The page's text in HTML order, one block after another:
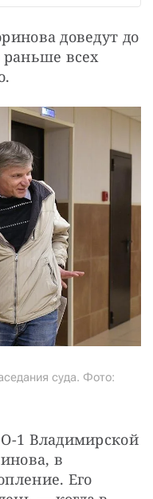
доведут до
раньше всех
суда. Фото:
1 Владимирской
в
Его